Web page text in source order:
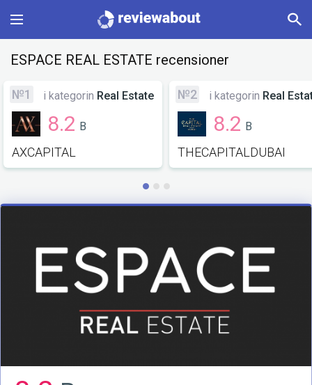
Main
Categories
Profile
ESPACE REAL ESTATE recensioner
№1 i kategorin Real Estate
8.2 B
AXCAPITAL
№2 i kategorin Real
8.2 B
THECAPITALDUBAI